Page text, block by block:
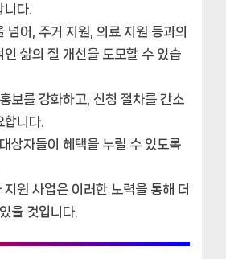
다.
넘어, 주거 지원, 의료 지원 등과의
인 삶의 질 개선을 도모할 수 있습
보를 강화하고, 신청 절차를 간소
니다.
상자들이 혜택을 누릴 수 있도록
원 사업은 이러한 노력을 통해 더
을 것입니다.